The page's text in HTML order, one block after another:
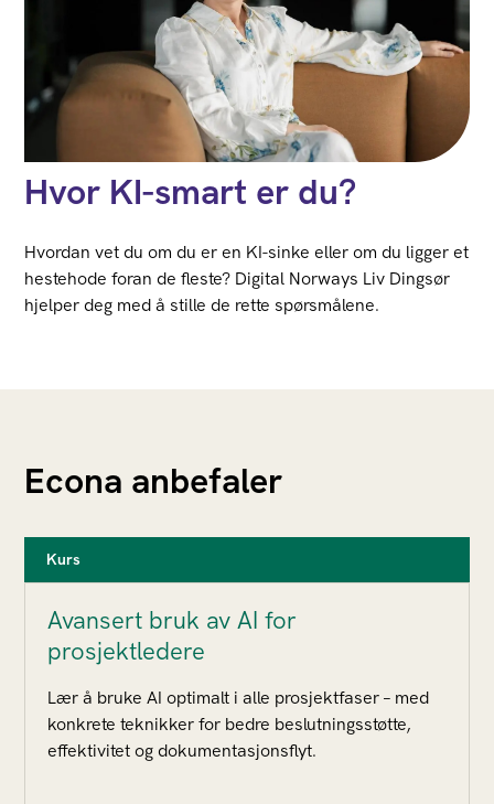
Hvor KI-smart er du?
Hvordan vet du om du er en KI-sinke eller om du ligger et
hestehode foran de fleste? Digital Norways Liv Dingsør
hjelper deg med å stille de rette spørsmålene.
Econa anbefaler
Kurs
Avansert bruk av AI for
prosjektledere
Lær å bruke AI optimalt i alle prosjektfaser – med
konkrete teknikker for bedre beslutningsstøtte,
effektivitet og dokumentasjonsflyt.